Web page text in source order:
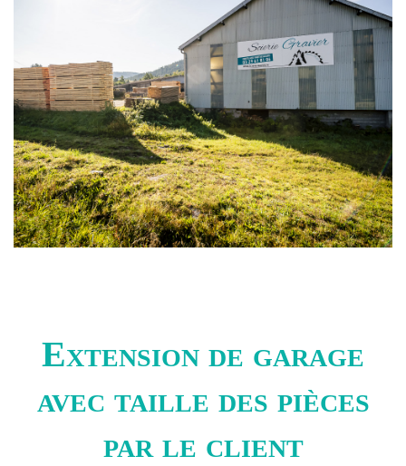
Extension de garage
avec taille des pièces
par le client